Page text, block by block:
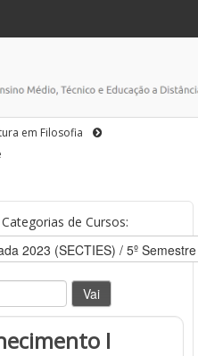
em Filosofia
Categorias de Cursos:
I